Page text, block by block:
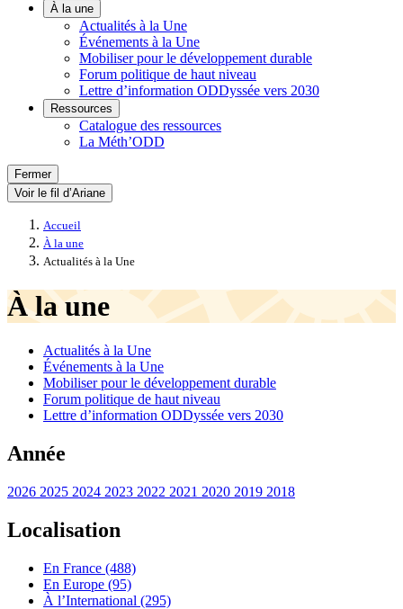
À la une
Actualités à la Une
Événements à la Une
Mobiliser pour le développement durable
Forum politique de haut niveau
Lettre d’information ODDyssée vers 2030
Ressources
Catalogue des ressources
La Méth’ODD
Fermer
Voir le fil d’Ariane
Accueil
À la une
Actualités à la Une
À la une
Actualités à la Une
Événements à la Une
Mobiliser pour le développement durable
Forum politique de haut niveau
Lettre d’information ODDyssée vers 2030
Année
2026 2025 2024 2023 2022 2021 2020 2019 2018
Localisation
En France (488)
En Europe (95)
À l’International (295)